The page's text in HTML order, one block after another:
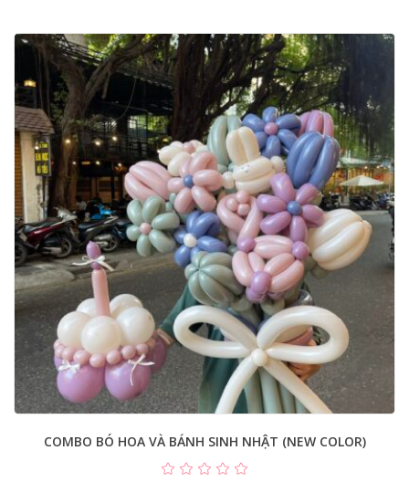
COMBO BÓ HOA VÀ BÁNH SINH NHẬT (NEW COLOR)